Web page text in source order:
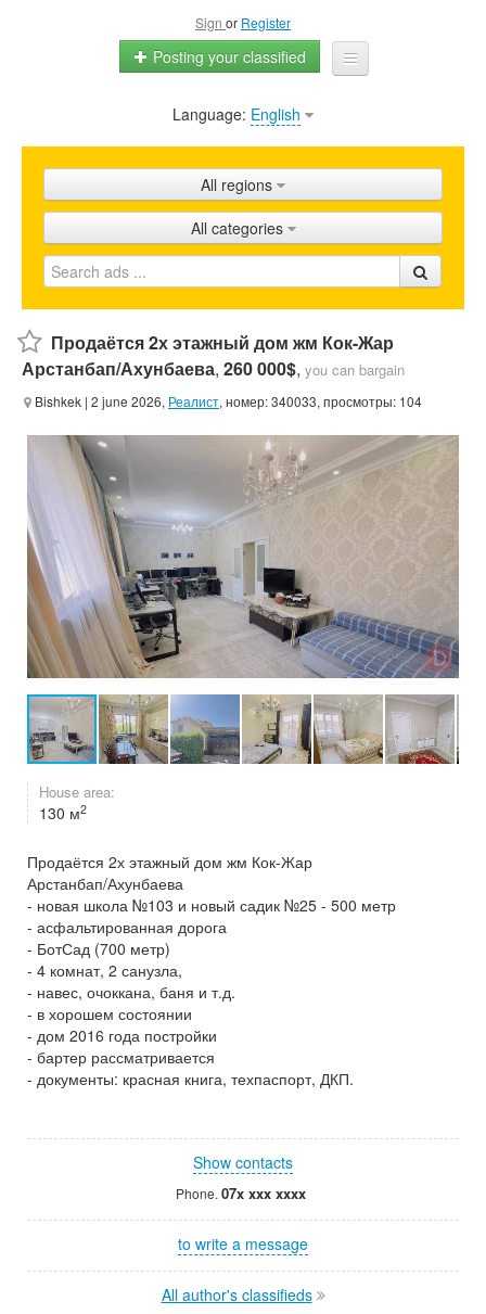
Sign or Register
Posting your classified
Home
Shops
Promotion
FAQ
Blog
Language: English
All regions
All categories
Продаётся 2х этажный дом жм Кок-Жар
Арстанбап/Ахунбаева, 260 000$, you can bargain
Bishkek | 2 june 2026, Реалист, номер: 340033, просмотры: 104
House area:
130 м2
Продаётся 2х этажный дом жм Кок-Жар
Арстанбап/Ахунбаева
- новая школа №103 и новый садик №25 - 500 метр
- асфальтированная дорога
- БотСад (700 метр)
- 4 комнат, 2 санузла,
- навес, очоккана, баня и т.д.
- в хорошем состоянии
- дом 2016 года постройки
- бартер рассматривается
- документы: красная книга, техпаспорт, ДКП.
Show contacts
Phone. 07x xxx xxxx
to write a message
All author's classifieds